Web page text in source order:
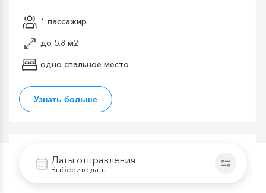
Даты отправления
Выберите даты
1 пассажир
до 5.8 м2
одно спальное место
Узнать больше
Что включено в стоимость